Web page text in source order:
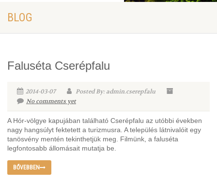
BLOG
Faluséta Cserépfalu
2014-03-07
Posted By: admin.cserepfalu
No comments yet
A Hór-völgye kapujában található Cserépfalu az utóbbi években
nagy hangsúlyt fektetett a turizmusra. A település látnivalóit egy
tanösvény mentén tekinthetjük meg. Filmünk, a faluséta
legfontosabb állomásait mutatja be.
BŐVEBBEN